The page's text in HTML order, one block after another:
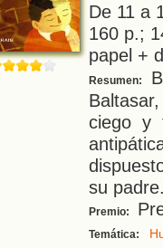
De 11 a
160 p.;
papel +
Resumen:
ciego y
su
Premio:
Temática: